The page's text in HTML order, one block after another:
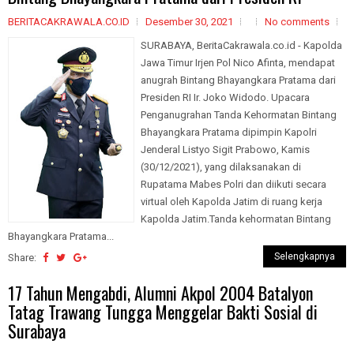
BERITACAKRAWALA.CO.ID Desember 30, 2021
No comments
SURABAYA, BeritaCakrawala.co.id - Kapolda
Jawa Timur Irjen Pol Nico Afinta, mendapat
anugrah Bintang Bhayangkara Pratama dari
Presiden RI Ir. Joko Widodo. Upacara
Penganugrahan Tanda Kehormatan Bintang
Bhayangkara Pratama dipimpin Kapolri
Jenderal Listyo Sigit Prabowo, Kamis
(30/12/2021), yang dilaksanakan di
Rupatama Mabes Polri dan diikuti secara
virtual oleh Kapolda Jatim di ruang kerja
Kapolda Jatim.Tanda kehormatan Bintang
Bhayangkara Pratama...
Share:
Selengkapnya
17 Tahun Mengabdi, Alumni Akpol 2004 Batalyon
Tatag Trawang Tungga Menggelar Bakti Sosial di
Surabaya